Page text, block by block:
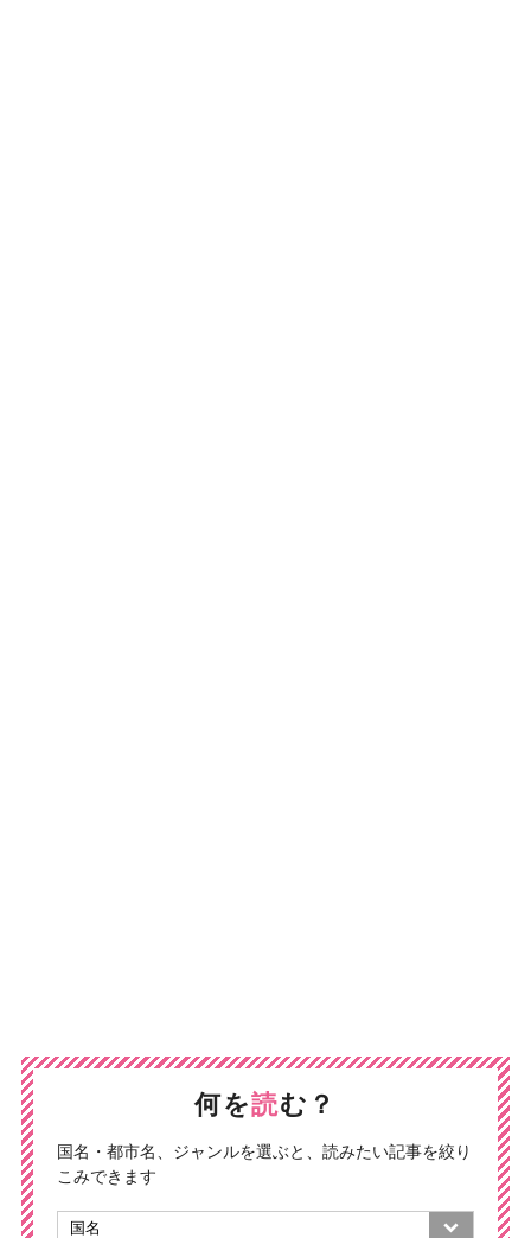
何を読む？
国名・都市名、ジャンルを選ぶと、読みたい記事を絞り
こみできます